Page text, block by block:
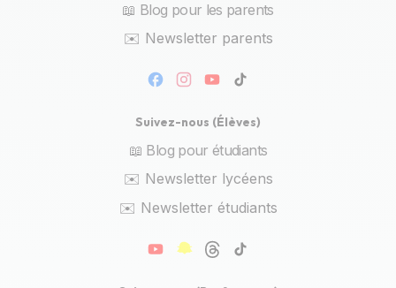
📖 Blog pour les parents
✉️ Newsletter parents
Suivez-nous (Élèves)
📖 Blog pour étudiants
✉️ Newsletter lycéens
✉️ Newsletter étudiants